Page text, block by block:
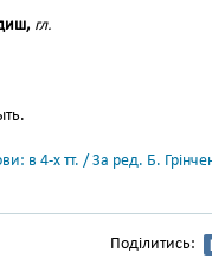
гл.
в 4-х тт. / За ред. Б.
Поділитись: